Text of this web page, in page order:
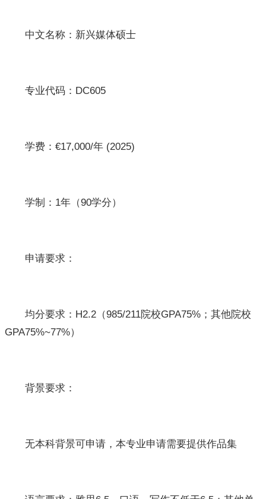
中文名称：新兴媒体硕士
专业代码：DC605
学费：€17,000/年 (2025)
学制：1年（90学分）
申请要求：
均分要求：H2.2（985/211院校GPA75%；其他院校
GPA75%~77%）
背景要求：
无本科背景可申请，本专业申请需要提供作品集